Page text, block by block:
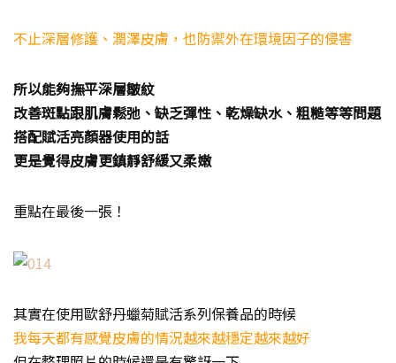
不止深層修護、潤澤皮膚，也防禦外在環境因子的侵害
所以能夠撫平深層皺紋
改善斑點跟肌膚鬆弛、缺乏彈性、乾燥缺水、粗糙等等問題
搭配賦活亮顏器使用的話
更是覺得皮膚更鎮靜舒緩又柔嫩
重點在最後一張！
其實在使用歐舒丹蠟菊賦活系列保養品的時候
我每天都有感覺皮膚的情況越來越穩定越來越好